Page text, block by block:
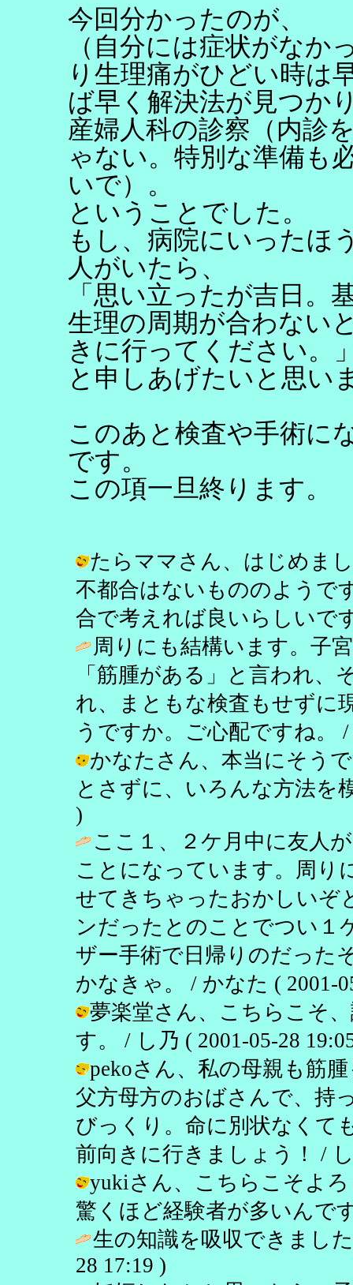
今回分かったのが、
（自分には症状がなか
り生理痛がひどい時は
ば早く解決法が見つか
産婦人科の診察（内診
ゃない。特別な準備も
いで）。
ということでした。
もし、病院にいったほ
人がいたら、
「思い立ったが吉日。
生理の周期が合わない
きに行ってください。
と申しあげたいと思い
このあと検査や手術に
です。
この項一旦終ります。
たらママさん、はじめま
不都合はないもののようで
合で考えれば良いらしいで
周りにも結構います。子
「筋腫がある」と言われ、
れ、まともな検査もせずに
うですか。ご心配ですね。
かなたさん、本当にそう
とさずに、いろんな方法を
)
ここ１、２ケ月中に友人
ことになっています。周り
せてきちゃったおかしいぞ
ンだったとのことでつい１
ザー手術で日帰りのだった
かなきゃ。 / かなた ( 2001-
夢楽堂さん、こちらこそ
す。 / し乃 ( 2001-05-28
pekoさん、私の母親も筋
父方母方のおばさんで、持
びっくり。命に別状なくて
前向きに行きましょう！ /
yukiさん、こちらこそよ
驚くほど経験者が多いんで
生の知識を吸収できまし
28 17:19 )